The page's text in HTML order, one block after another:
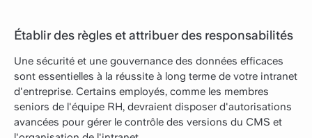
Établir des règles et attribuer des responsabilités
Une sécurité et une gouvernance des données efficaces
sont essentielles à la réussite à long terme de votre intranet
d'entreprise. Certains employés, comme les membres
seniors de l'équipe RH, devraient disposer d'autorisations
avancées pour gérer le contrôle des versions du CMS et